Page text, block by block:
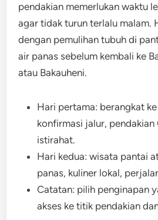
pendakian memerlukan waktu
agar tidak turun terlalu malam.
dengan pemulihan tubuh di
air panas sebelum kembali ke
atau Bakauheni.
Hari pertama: berangkat
konfirmasi jalur, pendakian
istirahat.
Hari kedua: wisata pantai
panas, kuliner lokal,
Catatan: pilih penginapan
akses ke titik pendakian